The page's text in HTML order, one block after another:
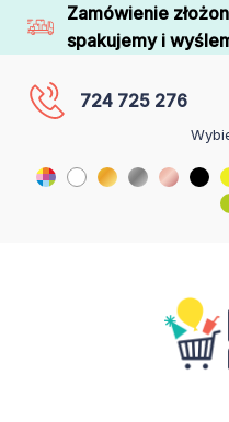
Zamówienie
spakujemy i
724 725 276